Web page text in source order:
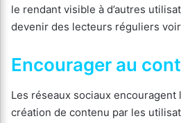
le rendant visible à d’autres
devenir des lecteurs réguliers
Encourager au
Les réseaux sociaux
création de contenu par les